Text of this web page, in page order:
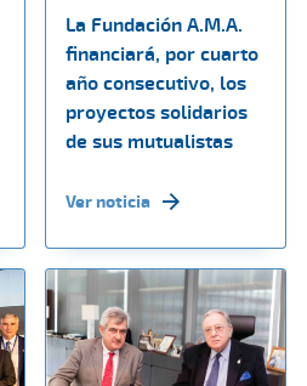
La Fundación A.M.A.
financiará, por cuarto
año consecutivo, los
proyectos solidarios
de sus mutualistas
Ver noticia